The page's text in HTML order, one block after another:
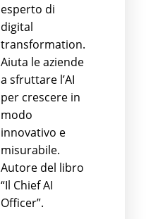
esperto di
digital
transformation.
Aiuta le aziende
a sfruttare l’AI
per crescere in
modo
innovativo e
misurabile.
Autore del libro
“Il Chief AI
Officer”.